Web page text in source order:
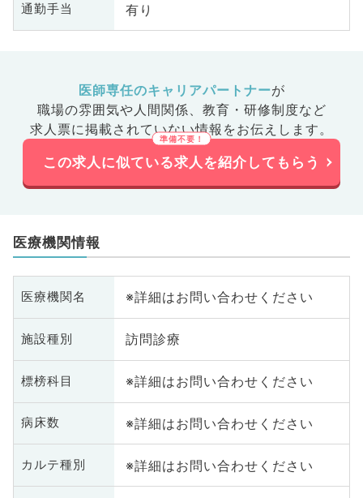
通勤手当 有り
医師専任のキャリアパートナーが
職場の雰囲気や人間関係、 教育・研修制度など
求人票に掲載されていない情報をお伝えします。
この求人に似ている求人を紹介してもらう
医療機関情報
医療機関名 ※詳細はお問い合わせください
施設種別 訪問診療
標榜科目 ※詳細はお問い合わせください
病床数 ※詳細はお問い合わせください
カルテ種別 ※詳細はお問い合わせください